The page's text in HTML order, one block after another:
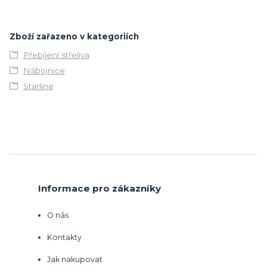
Zboží zařazeno v kategoriích
Přebíjení střeliva
Nábojnice
Starline
Informace pro zákazníky
O nás
Kontakty
Jak nakupovat